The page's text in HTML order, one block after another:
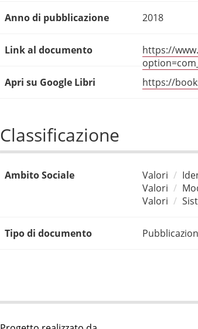
Anno di pubblicazione 2018
Link al documento
https://
Apri su Google Libri
https://
Classificazione
Ambito Sociale Valori
Valori
Valori
Tipo di documento